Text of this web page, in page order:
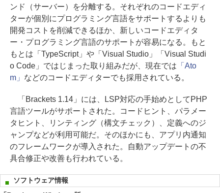
ンド（サーバー）を分離する。それぞれのコードエディ
ターが個別にプログラミング言語をサポートするよりも
開発コストを削減できるほか、新しいコードエディタ
ー・プログラミング言語のサポートが容易になる。もと
もとは「TypeScript」や「Visual Studio」「Visual Studi
o Code」ではじまった取り組みだが、現在では 「Ato
m」 などのコードエディターでも採用されている。
「Brackets 1.14」には、LSP対応の手始めとしてPHP
言語ツールがサポートされた。コードヒント、パラメー
タヒント、リンティング（構文チェック）、定義へのジ
ャンプなどが利用可能だ。そのほかにも、アプリ内通知
のフレームワークが導入された。自動アップデートの不
具合修正や改善も行われている。
ソフトウェア情報